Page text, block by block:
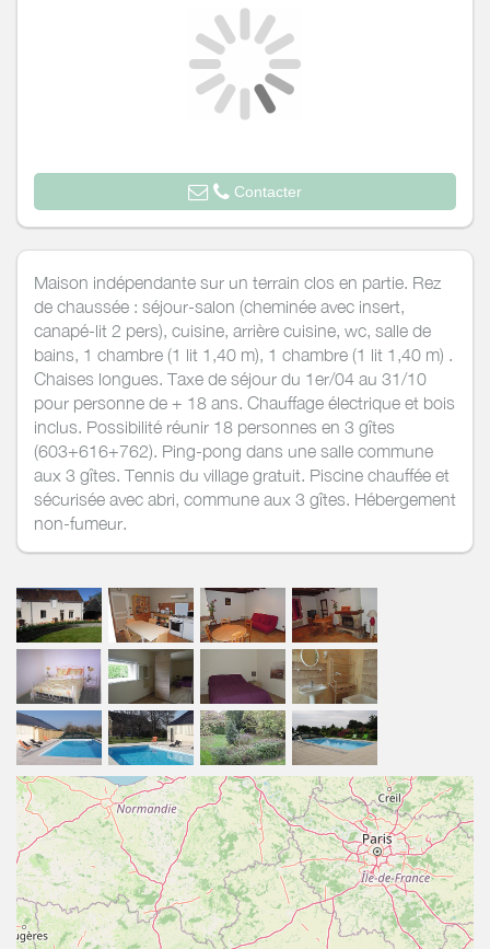
Contacter
Maison indépendante sur un terrain clos en partie. Rez
de chaussée : séjour-salon (cheminée avec insert,
canapé-lit 2 pers), cuisine, arrière cuisine, wc, salle de
bains, 1 chambre (1 lit 1,40 m), 1 chambre (1 lit 1,40 m) .
Chaises longues. Taxe de séjour du 1er/04 au 31/10
pour personne de + 18 ans. Chauffage électrique et bois
inclus. Possibilité réunir 18 personnes en 3 gîtes
(603+616+762). Ping-pong dans une salle commune
aux 3 gîtes. Tennis du village gratuit. Piscine chauffée et
sécurisée avec abri, commune aux 3 gîtes. Hébergement
non-fumeur.